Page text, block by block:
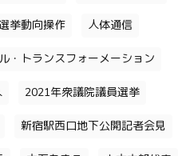
挙動向操作 人体通信
・トランスフォーメーション
2021年衆議院議員選挙
新宿駅西口地下公開記者会見